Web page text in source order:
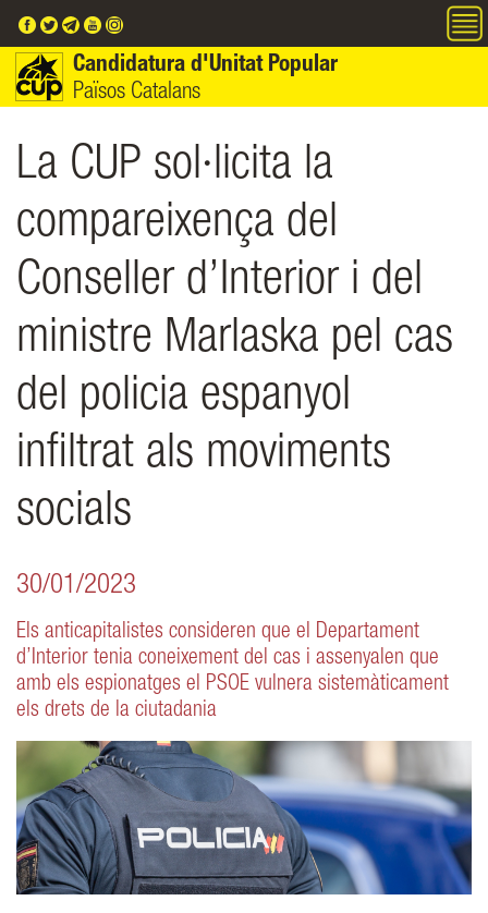
Candidatura d'Unitat Popular
Països Catalans
La CUP sol·licita la
compareixença del
Conseller d’Interior i del
ministre Marlaska pel cas
del policia espanyol
infiltrat als moviments
socials
30/01/2023
Els anticapitalistes consideren que el Departament
d’Interior tenia coneixement del cas i assenyalen que
amb els espionatges el PSOE vulnera sistemàticament
els drets de la ciutadania